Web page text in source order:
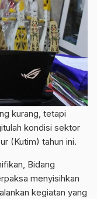
kurang, tetapi
kondisi sektor
(Kutim) tahun ini.
Bidang
menyisihkan
kegiatan yang